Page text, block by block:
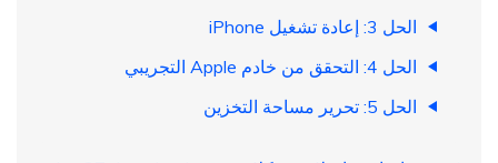
الحل 3: إعادة تشغيل iPhone
الحل 4: التحقق من خادم Apple التجريبي
الحل 5: تحرير مساحة التخزين